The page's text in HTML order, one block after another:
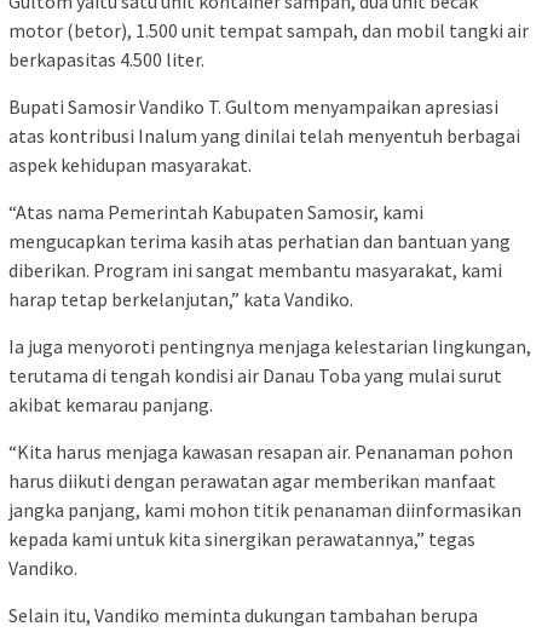
motor (betor), 1.500 unit tempat sampah, dan mobil tangki air
berkapasitas 4.500 liter.
Bupati Samosir Vandiko T. Gultom menyampaikan apresiasi
atas kontribusi Inalum yang dinilai telah menyentuh berbagai
aspek kehidupan masyarakat.
“Atas nama Pemerintah Kabupaten Samosir, kami
mengucapkan terima kasih atas perhatian dan bantuan yang
diberikan. Program ini sangat membantu masyarakat, kami
harap tetap berkelanjutan,” kata Vandiko.
Ia juga menyoroti pentingnya menjaga kelestarian lingkungan,
terutama di tengah kondisi air Danau Toba yang mulai surut
akibat kemarau panjang.
“Kita harus menjaga kawasan resapan air. Penanaman pohon
harus diikuti dengan perawatan agar memberikan manfaat
jangka panjang, kami mohon titik penanaman diinformasikan
kepada kami untuk kita sinergikan perawatannya,” tegas
Vandiko.
Selain itu, Vandiko meminta dukungan tambahan berupa